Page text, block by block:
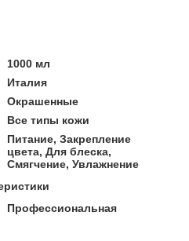
1000 мл
Италия
Окрашенные
Все типы кожи
Питание, Закрепление
цвета, Для блеска,
Смягчение, Увлажнение
Профессиональная